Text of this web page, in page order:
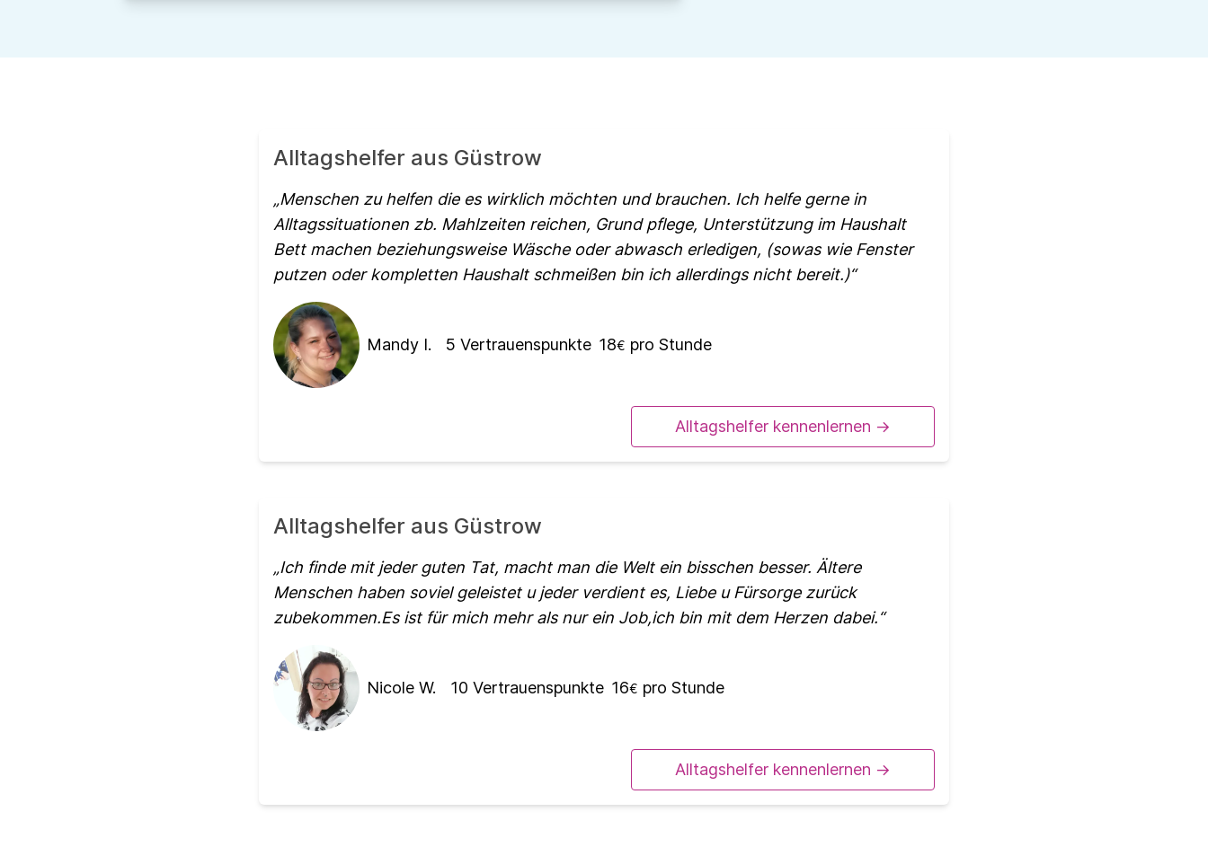
Alltagshelfer aus Güstrow
Menschen zu helfen die es wirklich möchten und brauchen. Ich helfe gerne in
Alltagssituationen zb. Mahlzeiten reichen, Grund pflege, Unterstützung im Haushalt
Bett machen beziehungsweise Wäsche oder abwasch erledigen, (sowas wie Fenster
putzen oder kompletten Haushalt schmeißen bin ich allerdings nicht bereit.)
Mandy I. 5 Vertrauenspunkte 18€ pro Stunde
Alltagshelfer kennenlernen ->
Alltagshelfer aus Güstrow
Ich finde mit jeder guten Tat, macht man die Welt ein bisschen besser. Ältere
Menschen haben soviel geleistet u jeder verdient es, Liebe u Fürsorge zurück
zubekommen.Es ist für mich mehr als nur ein Job,ich bin mit dem Herzen dabei.
Nicole W. 10 Vertrauenspunkte 16€ pro Stunde
Alltagshelfer kennenlernen ->